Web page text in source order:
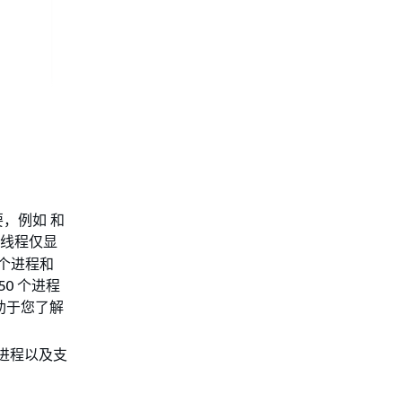
例如 和
程仅显
进程和
个进程
于您了解
程以及支